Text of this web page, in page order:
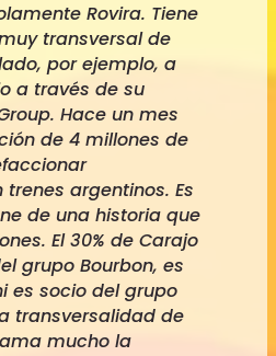
Rovira. Tiene
transversal de
por ejemplo, a
a través de su
Hace un mes
de 4 millones de
argentinos. Es
de una historia que
El 30% de Carajo
grupo Bourbon, es
es socio del grupo
transversalidad de
mucho la